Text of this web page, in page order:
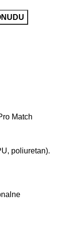
Match
poliuretan).